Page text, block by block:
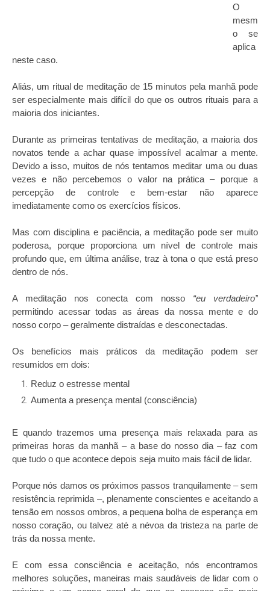
O
mesm
o se
aplica
neste caso.
Aliás, um ritual de meditação de 15 minutos pela manhã pode
ser especialmente mais difícil do que os outros rituais para a
maioria dos iniciantes.
Durante as primeiras tentativas de meditação, a maioria dos
novatos tende a achar quase impossível acalmar a mente.
Devido a isso, muitos de nós tentamos meditar uma ou duas
vezes e não percebemos o valor na prática – porque a
percepção de controle e bem-estar não aparece
imediatamente como os exercícios físicos.
Mas com disciplina e paciência, a meditação pode ser muito
poderosa, porque proporciona um nível de controle mais
profundo que, em última análise, traz à tona o que está preso
dentro de nós.
A meditação nos conecta com nosso “eu verdadeiro”
permitindo acessar todas as áreas da nossa mente e do
nosso corpo – geralmente distraídas e desconectadas.
Os benefícios mais práticos da meditação podem ser
resumidos em dois:
Reduz o estresse mental
Aumenta a presença mental (consciência)
E quando trazemos uma presença mais relaxada para as
primeiras horas da manhã – a base do nosso dia – faz com
que tudo o que acontece depois seja muito mais fácil de lidar.
Porque nós damos os próximos passos tranquilamente – sem
resistência reprimida –, plenamente conscientes e aceitando a
tensão em nossos ombros, a pequena bolha de esperança em
nosso coração, ou talvez até a névoa da tristeza na parte de
trás da nossa mente.
E com essa consciência e aceitação, nós encontramos
melhores soluções, maneiras mais saudáveis de lidar com o